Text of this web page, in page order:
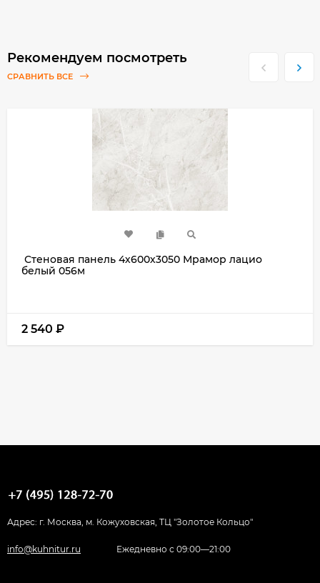
Рекомендуем посмотреть
СРАВНИТЬ ВСЕ
Стеновая панель 4х600х3050 Мрамор лацио
белый 056м
2 540 ₽
Адрес: г. Москва, м. Кожуховская, ТЦ "Золотое Кольцо"
info@kuhnitur.ru Ежедневно с 09:00—21:00